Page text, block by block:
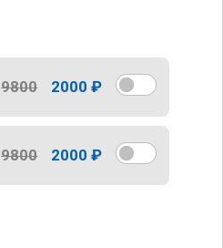
9800 2000 ₽
9800 2000 ₽